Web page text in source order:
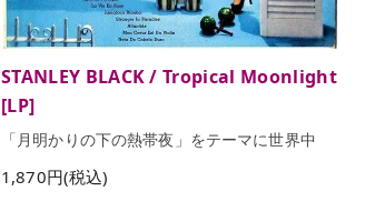
STANLEY BLACK / Tropical Moonlight
[LP]
「月明かりの下の熱帯夜」をテーマに世界中
1,870円(税込)